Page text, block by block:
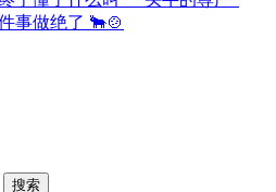
事做绝了 🐂🍲